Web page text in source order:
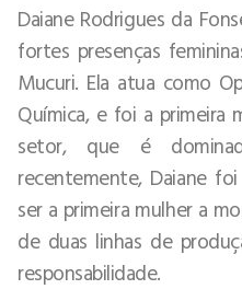
Daiane Rodrigues da
fortes presenças
Mucuri. Ela atua como
Química, e foi a primeira
setor, que é
recentemente, Daiane
ser a primeira mulher a
de duas linhas de
responsabilidade.